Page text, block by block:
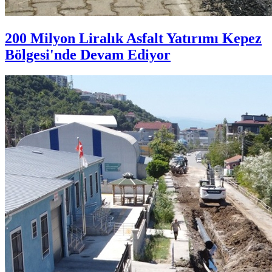
200 Milyon Liralık Asfalt Yatırımı Kepez
Bölgesi'nde Devam Ediyor